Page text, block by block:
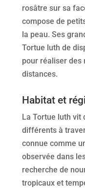
rosâtre sur sa
compose de
la peau. Ses
Tortue luth de
pour réaliser des
distances.
Habitat et
La Tortue luth vit
différents à
connue comme
observée dans
recherche de
tropicaux et